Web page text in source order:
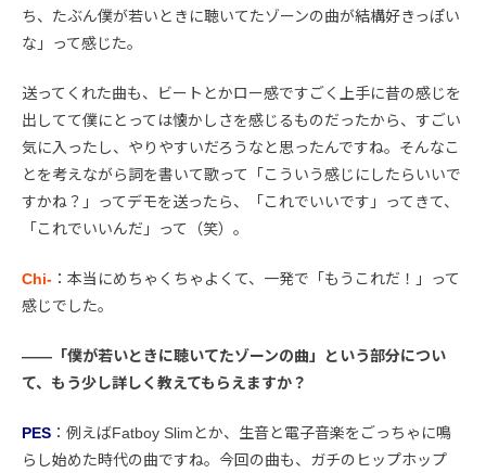
ち、たぶん僕が若いときに聴いてたゾーンの曲が結構好きっぽい
な」って感じた。
送ってくれた曲も、ビートとかロー感ですごく上手に昔の感じを
出してて僕にとっては懐かしさを感じるものだったから、すごい
気に入ったし、やりやすいだろうなと思ったんですね。そんなこ
とを考えながら詞を書いて歌って「こういう感じにしたらいいで
すかね？」ってデモを送ったら、「これでいいです」ってきて、
「これでいいんだ」って（笑）。
Chi- ：本当にめちゃくちゃよくて、一発で「もうこれだ！」って
感じでした。
――「僕が若いときに聴いてたゾーンの曲」という部分につい
て、もう少し詳しく教えてもらえますか？
PES ：例えばFatboy Slimとか、生音と電子音楽をごっちゃに鳴
らし始めた時代の曲ですね。今回の曲も、ガチのヒップホップ